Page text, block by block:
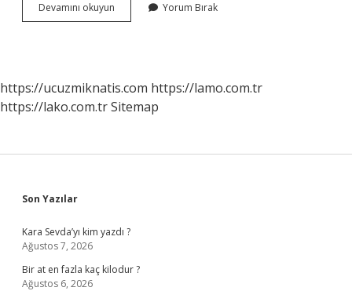
Devamını okuyun
Merkez
Yorum Bırak
https://ucuzmiknatis.com https://lamo.com.tr
https://lako.com.trSitemap
Sidebar
Son Yazılar
Kara Sevda’yı kim yazdı ?
Ağustos 7, 2026
Bir at en fazla kaç kilodur ?
Ağustos 6, 2026